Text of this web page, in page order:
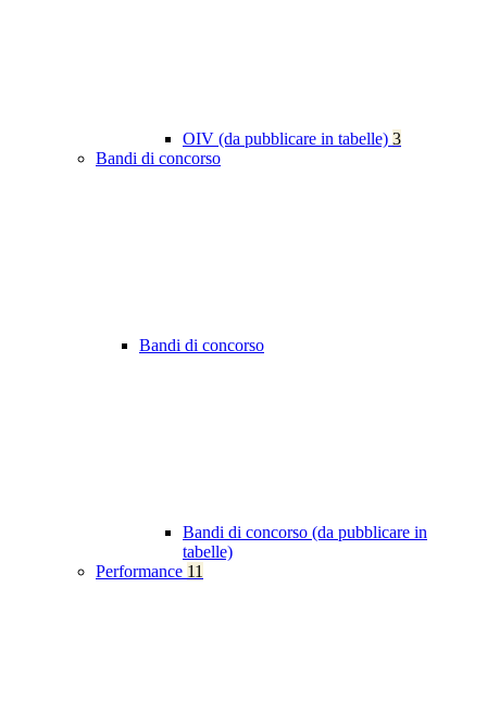
OIV (da pubblicare in tabelle) 3
Bandi di concorso
Bandi di concorso
Bandi di concorso (da pubblicare in
tabelle)
Performance 11